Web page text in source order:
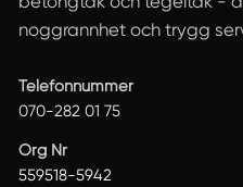
noggrannhet och trygg
Telefonnummer
070-282 01 75
Org Nr
559518-5942